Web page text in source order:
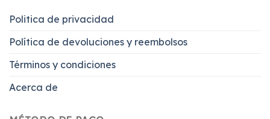
Politica de privacidad
Política de devoluciones y reembolsos
Términos y condiciones
Acerca de